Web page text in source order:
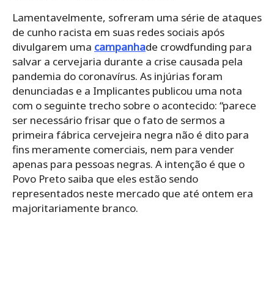
Lamentavelmente, sofreram uma série de ataques
de cunho racista em suas redes sociais após
divulgarem uma campanhade crowdfunding para
salvar a cervejaria durante a crise causada pela
pandemia do coronavírus. As injúrias foram
denunciadas e a Implicantes publicou uma nota
com o seguinte trecho sobre o acontecido: “parece
ser necessário frisar que o fato de sermos a
primeira fábrica cervejeira negra não é dito para
fins meramente comerciais, nem para vender
apenas para pessoas negras. A intenção é que o
Povo Preto saiba que eles estão sendo
representados neste mercado que até ontem era
majoritariamente branco.